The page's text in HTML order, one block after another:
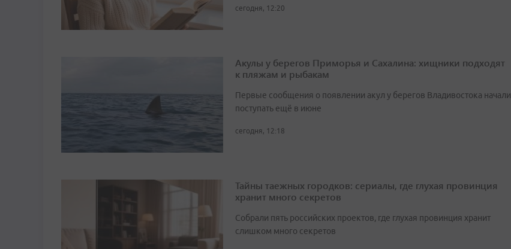
сегодня, 12:20
Акулы у берегов Приморья и Сахалина: хищники подходят
к пляжам и рыбакам
Первые сообщения о появлении акул у берегов Владивостока начали
поступать ещё в июне
сегодня, 12:18
Тайны таежных городков: сериалы, где глухая провинция
хранит много секретов
Собрали пять российских проектов, где глухая провинция хранит
слишком много секретов